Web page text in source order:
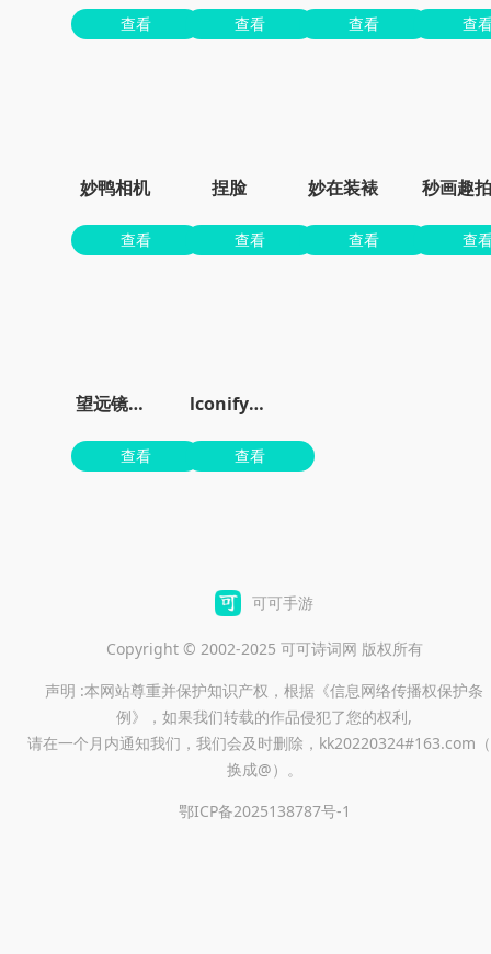
查看 查看 查看 查
妙鸭相机
查看
捏脸
查看
妙在装裱
查看
秒画趣拍
查
望远镜大师
查看
lconify官网
查看
可可手游
Copyright © 2002-2025 可可诗词网 版权所有
声明 :本网站尊重并保护知识产权，根据《信息网络传播权保护条
例》，如果我们转载的作品侵犯了您的权利,
请在一个月内通知我们，我们会及时删除，kk20220324#163.com
换成@）。
鄂ICP备2025138787号-1